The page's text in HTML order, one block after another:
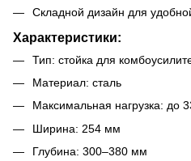
Складной дизайн для
Характеристики:
Тип: стойка для
Материал: сталь
Максимальная нагрузка: до
Ширина: 254 мм
Глубина: 300–380 мм